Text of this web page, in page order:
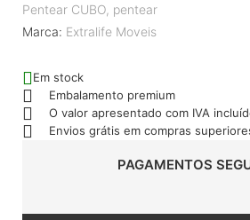
Pentear CUBO, pentear
Marca: Extralife Moveis
Em stock
Embalamento premium
O valor apresentado com IVA
Envios grátis em compras
PAGAMENTOS